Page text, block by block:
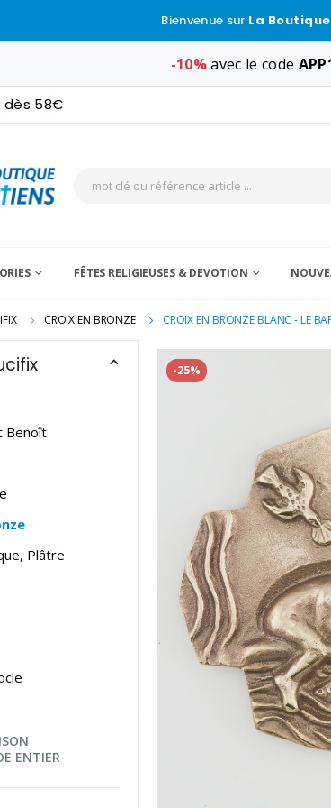
Bienvenue sur La
-10%avec le code
dès 58€
FÊTES RELIGIEUSES & DEVOTION
CROIX EN BRONZE CROIX EN BRONZE BLANC - LE
Benoît
Plâtre
ENTIER
-25%